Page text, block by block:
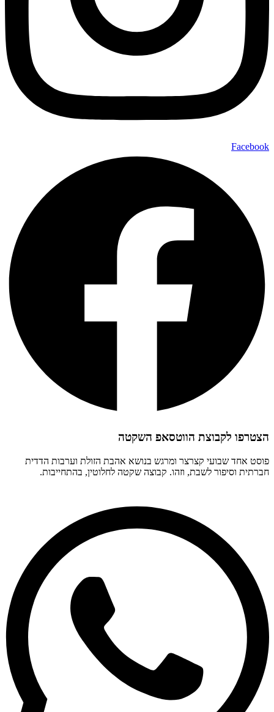
Facebook
הצטרפו לקבוצת הווטסאפ השקטה
פוסט אחד שבועי קצרצר ומרגש בנושא אהבת הזולת וערבות הדדית
חברתית וסיפור לשבת, וזהו. קבוצה שקטה לחלוטין, בהתחייבות.